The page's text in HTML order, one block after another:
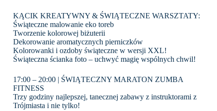
KĄCIK KREATYWNY & ŚWIĄTECZNE WARSZTATY:
Świąteczne malowanie eko toreb
Tworzenie kolorowej biżuterii
Dekorowanie aromatycznych pierniczków
Kolorowanki i ozdoby świąteczne w wersji XXL!
Świąteczna ścianka foto – uchwyć magię wspólnych chwil!
17:00 – 20:00 | ŚWIĄTECZNY MARATON ZUMBA
FITNESS
Trzy godziny najlepszej, tanecznej zabawy z instruktorami z
Trójmiasta i nie tylko!